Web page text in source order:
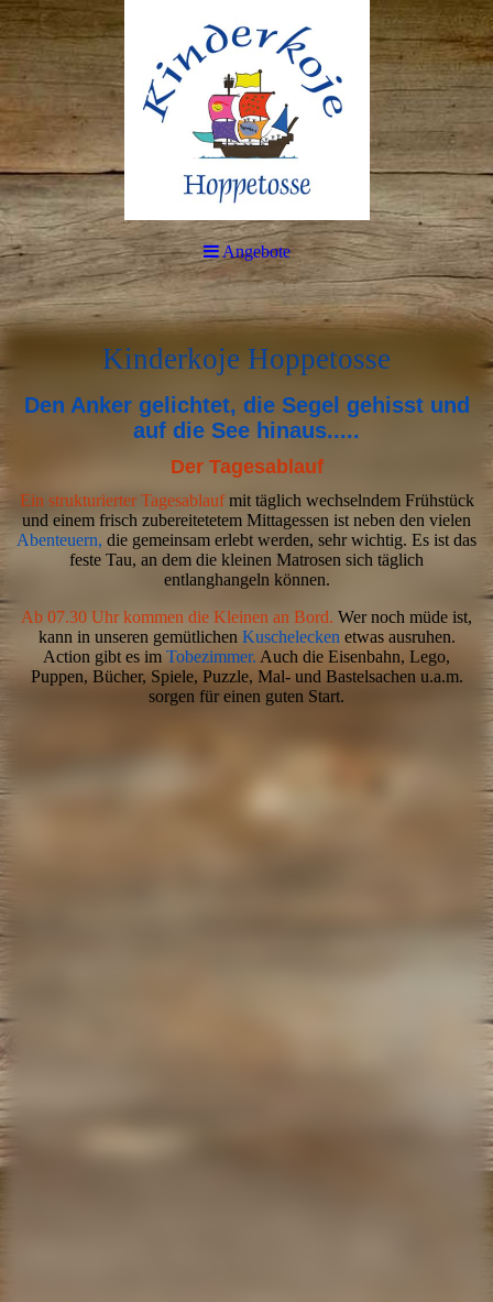
Angebote
Kinderkoje Hoppetosse
Den Anker gelichtet, die Segel gehisst und
auf die See hinaus.....
Der Tagesablauf
Ein strukturierter Tagesablaufmit täglich wechselndem Frühstück
und einem frisch zubereitetetem Mittagessen ist neben den vielen
Abenteuern, die gemeinsam erlebt werden, sehr wichtig. Es ist das
feste Tau, an dem die kleinen Matrosen sich täglich
entlanghangeln können.
Ab 07.30 Uhr kommen die Kleinen an Bord. Wer noch müde ist,
kann in unseren gemütlichen Kuschelecken etwas ausruhen.
Action gibt es im Tobezimmer. Auch die Eisenbahn, Lego,
Puppen, Bücher, Spiele, Puzzle, Mal- und Bastelsachen u.a.m.
sorgen für einen guten Start.